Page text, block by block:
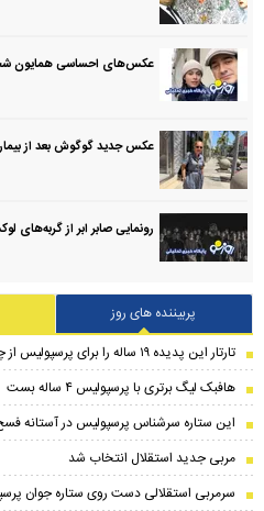
عکس‌های احساسی همایون
عکس جدید گوگوش بعد از
رونمایی صابر ابر از
پربیننده های روز
تارتار این پدیده ۱۹ ساله را برای پرسپولیس از چنگ نساجی و تراکتور درآورد
هافبک لیگ برتری با پرسپولیس ۴ ساله بست
این ستاره سرشناس پرسپولیس در آستانه فسخ
مربی جدید استقلال انتخاب شد
سرمربی استقلالی دست روی ستاره جوان